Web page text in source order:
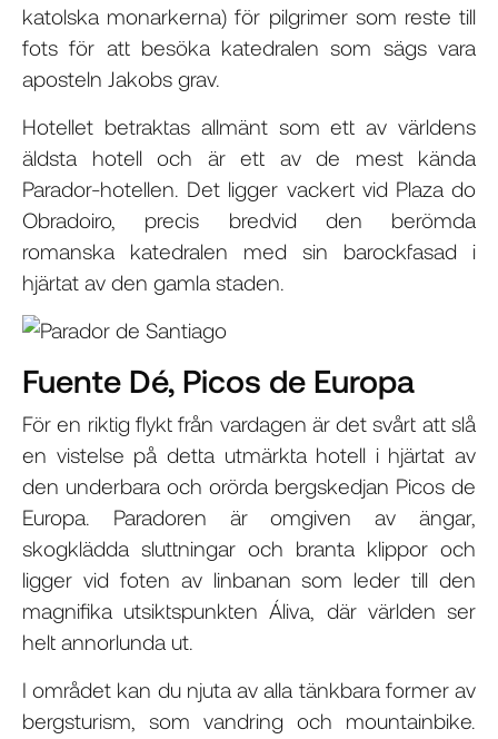
katolska monarkerna) för pilgrimer som reste till
fots för att besöka katedralen som sägs vara
aposteln Jakobs grav.
Hotellet betraktas allmänt som ett av världens
äldsta hotell och är ett av de mest kända
Parador-hotellen. Det ligger vackert vid Plaza do
Obradoiro, precis bredvid den berömda
romanska katedralen med sin barockfasad i
hjärtat av den gamla staden.
Fuente Dé, Picos de Europa
För en riktig flykt från vardagen är det svårt att slå
en vistelse på detta utmärkta hotell i hjärtat av
den underbara och orörda bergskedjan Picos de
Europa. Paradoren är omgiven av ängar,
skogklädda sluttningar och branta klippor och
ligger vid foten av linbanan som leder till den
magnifika utsiktspunkten Áliva, där världen ser
helt annorlunda ut.
I området kan du njuta av alla tänkbara former av
bergsturism, som vandring och mountainbike.